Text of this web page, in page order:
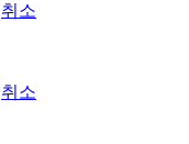
취소
취소